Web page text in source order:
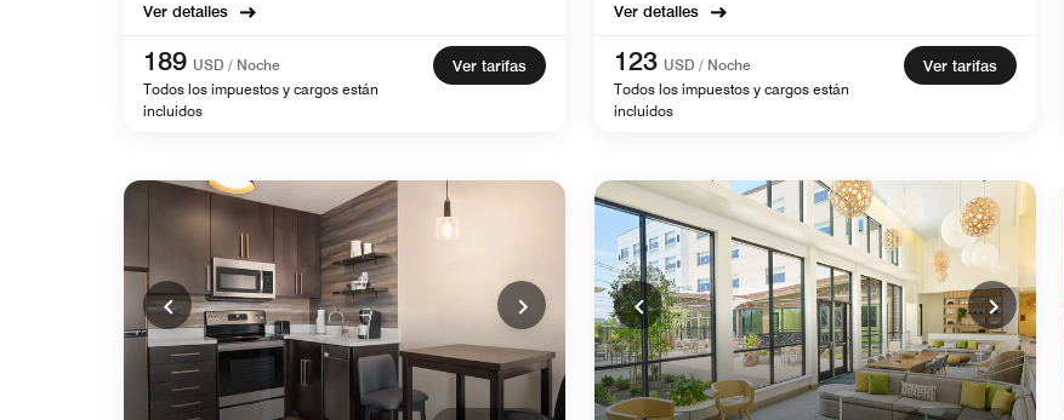
Ver detalles
189 USD / Noche
Todos los impuestos y cargos están
incluidos
Ver tarifas
Ver detalles
123 USD / Noche
Todos los impuestos y cargos están
incluidos
Ver tarifas